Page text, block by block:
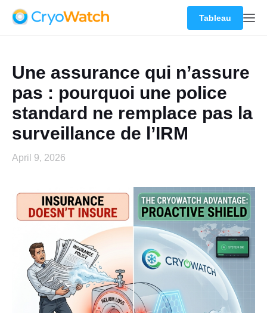
Tableau
Une assurance qui n’assure
pas : pourquoi une police
standard ne remplace pas la
surveillance de l’IRM
April 9, 2026